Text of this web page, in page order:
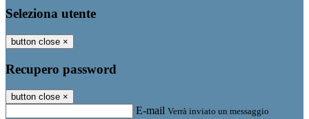
Seleziona utente
button close ×
Recupero password
button close ×
E-mail Verrà inviato un messaggio